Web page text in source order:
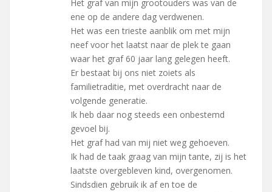
Het graf van mijn grootouders was van de
ene op de andere dag verdwenen.
Het was een trieste aanblik om met mijn
neef voor het laatst naar de plek te gaan
waar het graf 60 jaar lang gelegen heeft.
Er bestaat bij ons niet zoiets als
familietraditie, met overdracht naar de
volgende generatie.
Ik heb daar nog steeds een onbestemd
gevoel bij.
Het graf had van mij niet weg gehoeven.
Ik had de taak graag van mijn tante, zij is het
laatste overgebleven kind, overgenomen.
Sindsdien gebruik ik af en toe de